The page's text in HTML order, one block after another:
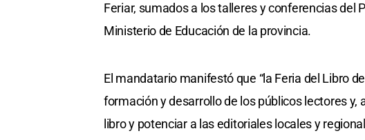
Feriar, sumados a los talleres y conferencias del
Ministerio de Educación de la provincia.
El mandatario manifestó que “la Feria del Libro
formación y desarrollo de los públicos lectores y,
libro y potenciar a las editoriales locales y